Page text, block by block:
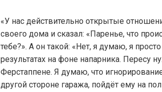
«У нас действительно открытые
своего дома и сказал: «Паренье, что
тебе?». А он такой: «Нет, я думаю, я
результатах на фоне напарника. Пересу
Ферстаппене. Я думаю, что
другой стороне гаража, пойдёт ему на